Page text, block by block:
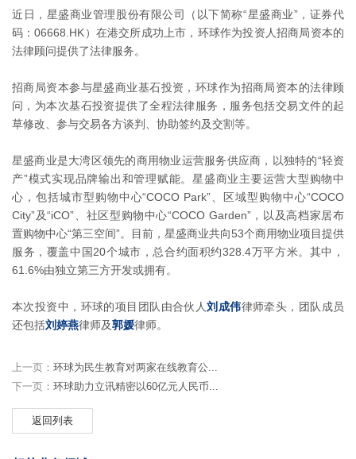
近日，星盛商业管理股份有限公司（以下简称“星盛商业”，证券代
码：06668.HK）在港交所成功上市，环球作为投资人招商局资本的
法律顾问提供了法律服务。
招商局资本参与星盛商业基石投资，环球作为招商局资本的法律顾
问，为本次基石投资提供了全程法律服务，服务包括交易文件的起
草修改、参与交易各方谈判、协助签约及交割等。
星盛商业是大湾区领先的商用物业运营服务供应商，以独特的“轻资
产”模式实现品牌输出和管理赋能。星盛商业主要运营大型购物中
心，包括城市型购物中心“COCO Park”、区域型购物中心“COCO
City”及“iCO”、社区型购物中心“COCO Garden”，以及高档家居布
置购物中心“第三空间”。目前，星盛商业共向53个商用物业项目提供
服务，覆盖中国20个城市，总合约面积约328.4万平方米。其中，
61.6%由独立第三方开发或拥有。
本次投资中，环球的项目团队由合伙人刘成伟律师牵头，团队成员
还包括刘婷燕律师及郭媛律师。
上一页： 环球为民生教育对两家在线教育公...
下一页： 环球助力立讯精密以60亿元人民币...
返回列表